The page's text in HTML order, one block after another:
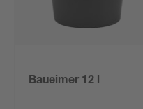
Baueimer 12 l